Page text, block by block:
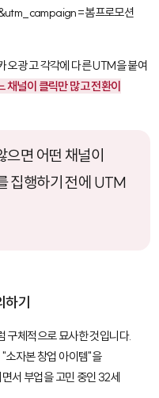
봄프로모션
오 광고 각각에 다른 UTM을 붙여
채널이 클릭만 많고 전환이
면 어떤 채널이
집행하기 전에 UTM
기
구체적으로 묘사한 것입니다.
소자본 창업 아이템"을
서 부업을 고민 중인 32세